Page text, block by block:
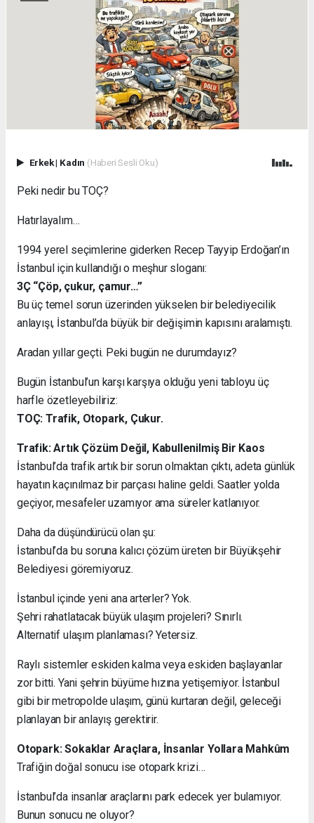
Erkek| Kadın (Haberi Sesli Oku)
Peki nedir bu TOÇ?
Hatırlayalım…
1994 yerel seçimlerine giderken Recep Tayyip Erdoğan’ın
İstanbul için kullandığı o meşhur sloganı:
3Ç “Çöp, çukur, çamur…”
Bu üç temel sorun üzerinden yükselen bir belediyecilik
anlayışı, İstanbul’da büyük bir değişimin kapısını aralamıştı.
Aradan yıllar geçti. Peki bugün ne durumdayız?
Bugün İstanbul’un karşı karşıya olduğu yeni tabloyu üç
harfle özetleyebiliriz:
TOÇ: Trafik, Otopark, Çukur.
Trafik: Artık Çözüm Değil, Kabullenilmiş Bir Kaos
İstanbul’da trafik artık bir sorun olmaktan çıktı, adeta günlük
hayatın kaçınılmaz bir parçası haline geldi. Saatler yolda
geçiyor, mesafeler uzamıyor ama süreler katlanıyor.
Daha da düşündürücü olan şu:
İstanbul’da bu soruna kalıcı çözüm üreten bir Büyükşehir
Belediyesi göremiyoruz.
İstanbul içinde yeni ana arterler? Yok.
Şehri rahatlatacak büyük ulaşım projeleri? Sınırlı.
Alternatif ulaşım planlaması? Yetersiz.
Raylı sistemler eskiden kalma veya eskiden başlayanlar
zor bitti. Yani şehrin büyüme hızına yetişemiyor. İstanbul
gibi bir metropolde ulaşım, günü kurtaran değil, geleceği
planlayan bir anlayış gerektirir.
Otopark: Sokaklar Araçlara, İnsanlar Yollara Mahkûm
Trafiğin doğal sonucu ise otopark krizi…
İstanbul’da insanlar araçlarını park edecek yer bulamıyor.
Bunun sonucu ne oluyor?